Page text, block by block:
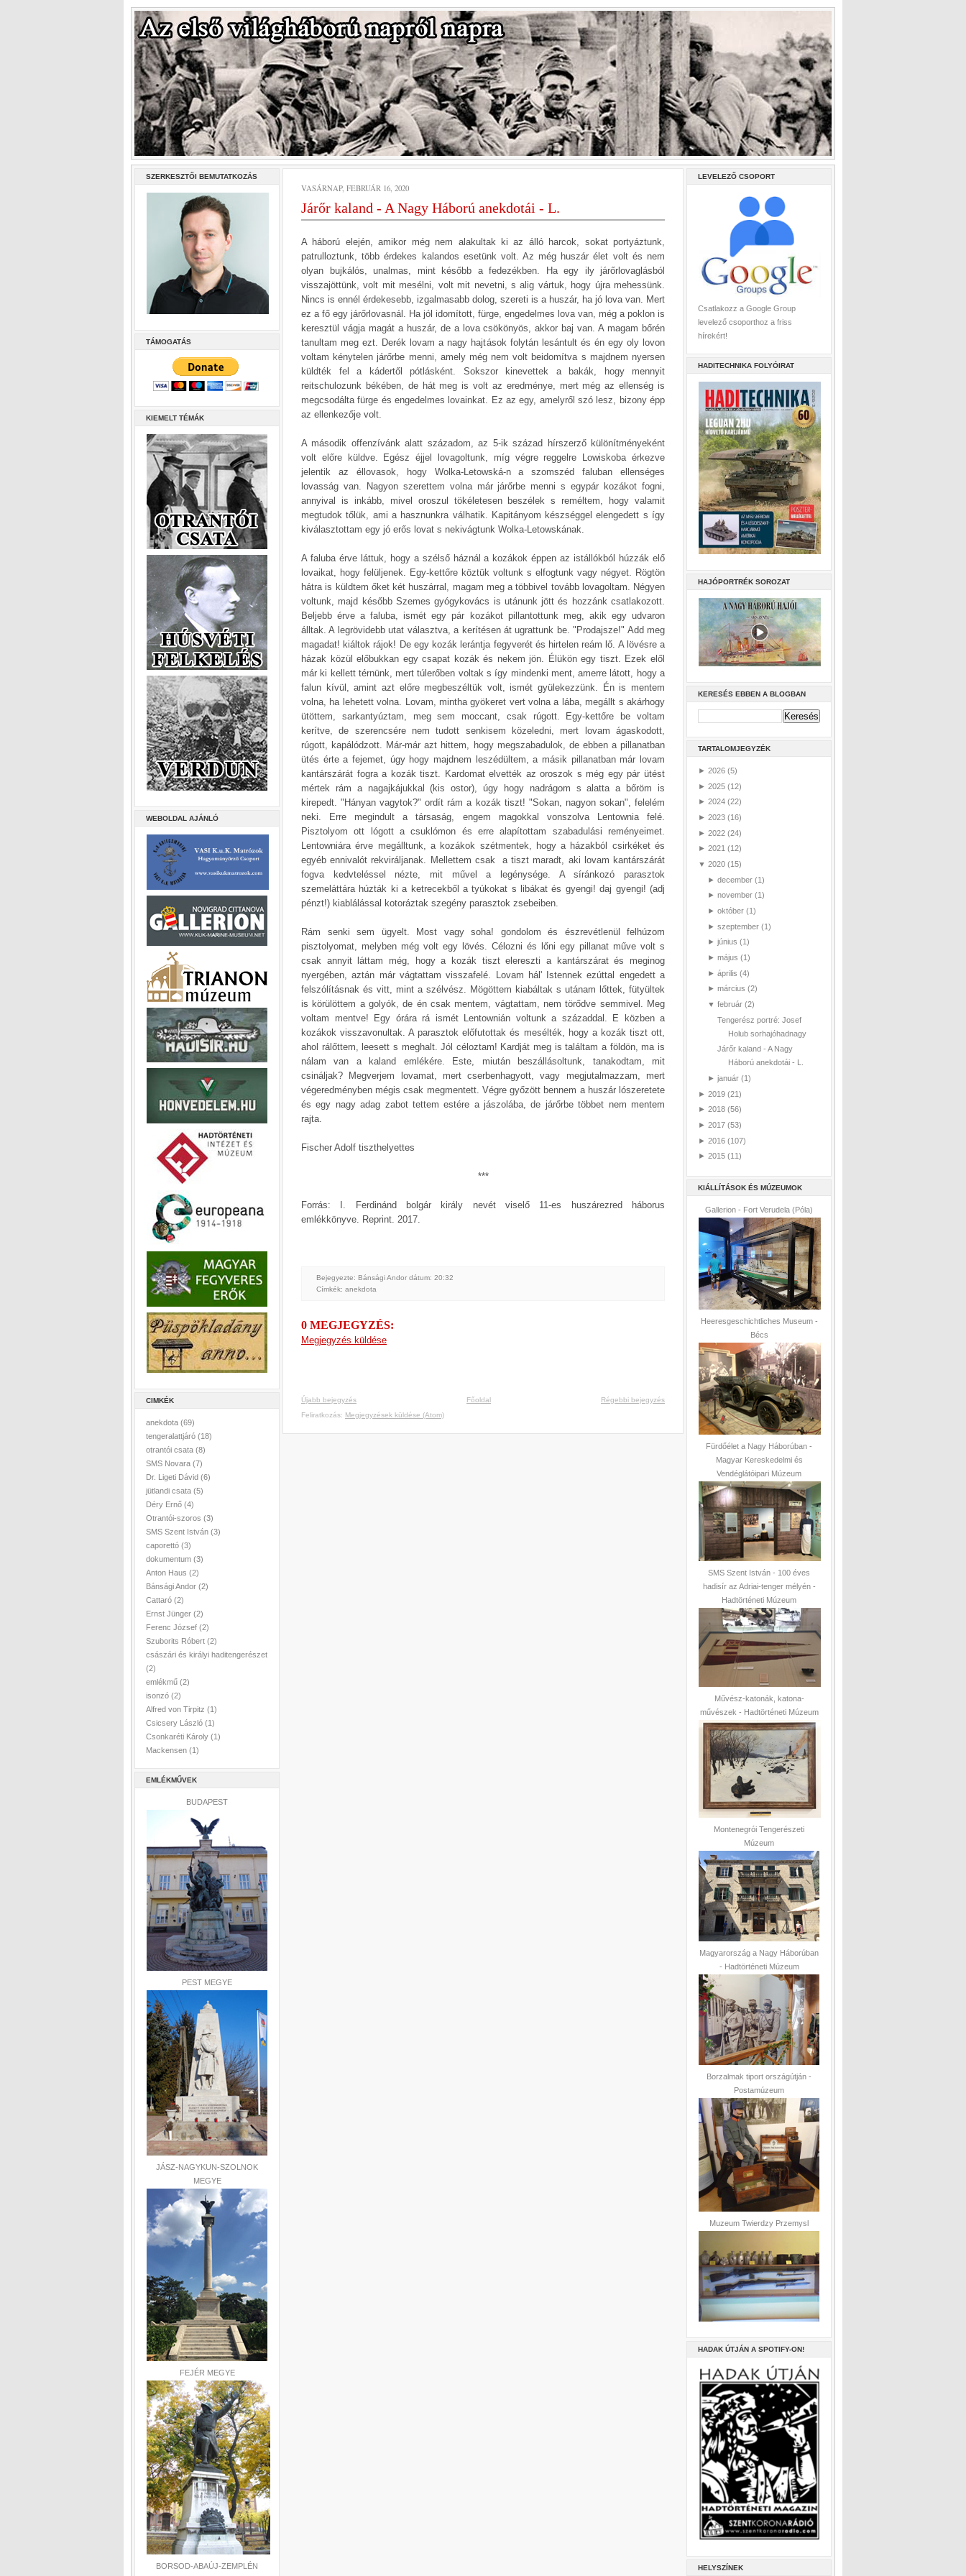
SZERKESZTŐI BEMUTATKOZÁS
TÁMOGATÁS
KIEMELT TÉMÁK
WEBOLDAL AJÁNLÓ
CIMKÉK
anekdota (69)
tengeralattjáró (18)
otrantói csata (8)
SMS Novara (7)
Dr. Ligeti Dávid (6)
jütlandi csata (5)
Déry Ernő (4)
Otrantói-szoros (3)
SMS Szent István (3)
caporettó (3)
dokumentum (3)
Anton Haus (2)
Bánsági Andor (2)
Cattaró (2)
Ernst Jünger (2)
Ferenc József (2)
Szuborits Róbert (2)
császári és királyi haditengerészet
(2)
emlékmű (2)
isonzó (2)
Alfred von Tirpitz (1)
Csicsery László (1)
Csonkaréti Károly (1)
Mackensen (1)
EMLÉKMŰVEK
BUDAPEST
PEST MEGYE
JÁSZ-NAGYKUN-SZOLNOK
MEGYE
FEJÉR MEGYE
BORSOD-ABAÚJ-ZEMPLÉN
VASÁRNAP, FEBRUÁR 16, 2020
Járőr kaland - A Nagy Háború anekdotái - L.
A háború elején, amikor még nem alakultak ki az álló harcok, sokat portyáztunk,
patrulloztunk, több érdekes kalandos esetünk volt. Az még huszár élet volt és nem
olyan bujkálós, unalmas, mint később a fedezékben. Ha egy ily járőrlovaglásból
visszajöttünk, volt mit mesélni, volt mit nevetni, s alig vártuk, hogy újra mehessünk.
Nincs is ennél érdekesebb, izgalmasabb dolog, szereti is a huszár, ha jó lova van. Mert
ez a fő egy járőrlovasnál. Ha jól idomított, fürge, engedelmes lova van, még a poklon is
keresztül vágja magát a huszár, de a lova csökönyös, akkor baj van. A magam bőrén
tanultam meg ezt. Derék lovam a nagy hajtások folytán lesántult és én egy oly lovon
voltam kénytelen járőrbe menni, amely még nem volt beidomítva s majdnem nyersen
küldték fel a kádertől pótlásként. Sokszor kinevettek a bakák, hogy mennyit
reitschulozunk békében, de hát meg is volt az eredménye, mert még az ellenség is
megcsodálta fürge és engedelmes lovainkat. Ez az egy, amelyről szó lesz, bizony épp
az ellenkezője volt.
A második offenzívánk alatt századom, az 5-ik század hírszerző különítményeként
volt előre küldve. Egész éjjel lovagoltunk, míg végre reggelre Lowiskoba érkezve
jelentik az éllovasok, hogy Wolka-Letowská-n a szomszéd faluban ellenséges
lovasság van. Nagyon szerettem volna már járőrbe menni s egypár kozákot fogni,
annyival is inkább, mivel oroszul tökéletesen beszélek s reméltem, hogy valamit
megtudok tőlük, ami a hasznunkra válhatik. Kapitányom készséggel elengedett s így
kiválasztottam egy jó erős lovat s nekivágtunk Wolka-Letowskának.
A faluba érve láttuk, hogy a szélső háznál a kozákok éppen az istállókból húzzák elő
lovaikat, hogy felüljenek. Egy-kettőre köztük voltunk s elfogtunk vagy négyet. Rögtön
hátra is küldtem őket két huszárral, magam meg a többivel tovább lovagoltam. Négyen
voltunk, majd később Szemes gyógykovács is utánunk jött és hozzánk csatlakozott.
Beljebb érve a faluba, ismét egy pár kozákot pillantottunk meg, akik egy udvaron
álltak. A legrövidebb utat választva, a kerítésen át ugrattunk be. "Prodajsze!" Add meg
magadat! kiáltok rájok! De egy kozák lerántja fegyverét és hirtelen reám lő. A lövésre a
házak közül előbukkan egy csapat kozák és nekem jön. Élükön egy tiszt. Ezek elől
már ki kellett térnünk, mert túlerőben voltak s így mindenki ment, amerre látott, hogy a
falun kívül, amint azt előre megbeszéltük volt, ismét gyülekezzünk. Én is mentem
volna, ha lehetett volna. Lovam, mintha gyökeret vert volna a lába, megállt s akárhogy
ütöttem, sarkantyúztam, meg sem moccant, csak rúgott. Egy-kettőre be voltam
kerítve, de szerencsére nem tudott senkisem közeledni, mert lovam ágaskodott,
rúgott, kapálódzott. Már-már azt hittem, hogy megszabadulok, de ebben a pillanatban
ütés érte a fejemet, úgy hogy majdnem leszédültem, a másik pillanatban már lovam
kantárszárát fogra a kozák tiszt. Kardomat elvették az oroszok s még egy pár ütést
mértek rám a nagajkájukkal (kis ostor), úgy hogy nadrágom s alatta a bőröm is
kirepedt. "Hányan vagytok?" ordít rám a kozák tiszt! "Sokan, nagyon sokan", felelém
neki. Erre megindult a társaság, engem magokkal vonszolva Lentownia felé.
Pisztolyom ott lógott a csuklómon és erre alapítottam szabadulási reményeimet.
Lentowniára érve megálltunk, a kozákok szétmentek, hogy a házakból csirkéket és
egyéb ennivalót rekviráljanak. Mellettem csak a tiszt maradt, aki lovam kantárszárát
fogva kedvteléssel nézte, mit művel a legénysége. A síránkozó parasztok
szemeláttára húzták ki a ketrecekből a tyúkokat s libákat és gyengi! daj gyengi! (adj
pénzt!) kiablálással kotoráztak szegény parasztok zsebeiben.
Rám senki sem ügyelt. Most vagy soha! gondolom és észrevétlenül felhúzom
pisztolyomat, melyben még volt egy lövés. Célozni és lőni egy pillanat műve volt s
csak annyit láttam még, hogy a kozák tiszt elereszti a kantárszárat és meginog
nyergében, aztán már vágtattam visszafelé. Lovam hál' Istennek ezúttal engedett a
felszólításnak és vitt, mint a szélvész. Mögöttem kiabáltak s utánam lőttek, fütyültek
is körülöttem a golyók, de én csak mentem, vágtattam, nem törődve semmivel. Meg
voltam mentve! Egy órára rá ismét Lentownián voltunk a századdal. E közben a
kozákok visszavonultak. A parasztok előfutottak és mesélték, hogy a kozák tiszt ott,
ahol rálőttem, leesett s meghalt. Jól céloztam! Kardját meg is találtam a földön, ma is
nálam van a kaland emlékére. Este, miután beszállásoltunk, tanakodtam, mit
csináljak? Megverjem lovamat, mert cserbenhagyott, vagy megjutalmazzam, mert
végeredményben mégis csak megmentett. Végre győzött bennem a huszár lószeretete
és egy nagy adag zabot tettem estére a jászolába, de járőrbe többet nem mentem
rajta.
Fischer Adolf tiszthelyettes
***
Forrás: I. Ferdinánd bolgár király nevét viselő 11-es huszárezred háborus
emlékkönyve. Reprint. 2017.
Bejegyezte: Bánsági Andor dátum: 20:32
Címkék: anekdota
0 MEGJEGYZÉS:
Megjegyzés küldése
Újabb bejegyzés Régebbi bejegyzés
Főoldal
Feliratkozás: Megjegyzések küldése (Atom)
LEVELEZŐ CSOPORT
Csatlakozz a Google Group
levelező csoporthoz a friss
hírekért!
HADITECHNIKA FOLYÓIRAT
HAJÓPORTRÉK SOROZAT
KERESÉS EBBEN A BLOGBAN
TARTALOMJEGYZÉK
► 2026 (5)
► 2025 (12)
► 2024 (22)
► 2023 (16)
► 2022 (24)
► 2021 (12)
▼ 2020 (15)
► december (1)
► november (1)
► október (1)
► szeptember (1)
► június (1)
► május (1)
► április (4)
► március (2)
▼ február (2)
Tengerész portré: Josef
Holub sorhajóhadnagy
Járőr kaland - A Nagy
Háború anekdotái - L.
► január (1)
► 2019 (21)
► 2018 (56)
► 2017 (53)
► 2016 (107)
► 2015 (11)
KIÁLLÍTÁSOK ÉS MÚZEUMOK
Gallerion - Fort Verudela (Póla)
Heeresgeschichtliches Museum -
Bécs
Fürdőélet a Nagy Háborúban -
Magyar Kereskedelmi és
Vendéglátóipari Múzeum
SMS Szent István - 100 éves
hadisír az Adriai-tenger mélyén -
Hadtörténeti Múzeum
Művész-katonák, katona-
művészek - Hadtörténeti Múzeum
Montenegrói Tengerészeti
Múzeum
Magyarország a Nagy Háborúban
- Hadtörténeti Múzeum
Borzalmak tiport országútján -
Postamúzeum
Muzeum Twierdzy Przemysl
HADAK ÚTJÁN A SPOTIFY-ON!
HELYSZÍNEK